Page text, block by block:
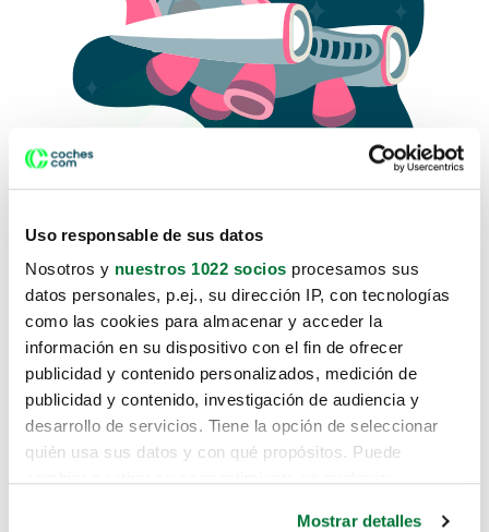
Uso responsable de sus datos
Nosotros y nuestros 1022 socios procesamos sus
datos personales, p.ej., su dirección IP, con tecnologías
como las cookies para almacenar y acceder la
información en su dispositivo con el fin de ofrecer
publicidad y contenido personalizados, medición de
publicidad y contenido, investigación de audiencia y
desarrollo de servicios. Tiene la opción de seleccionar
quién usa sus datos y con qué propósitos. Puede
Mostrar detalles
Lo sentimos, no sabemos como
te hemos traido hasta aquí.
Pero puedes encontrar el coche que estás
buscando en alguno de estos enlaces: